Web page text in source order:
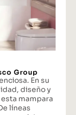
Group
En su
diseño y
mampara
líneas